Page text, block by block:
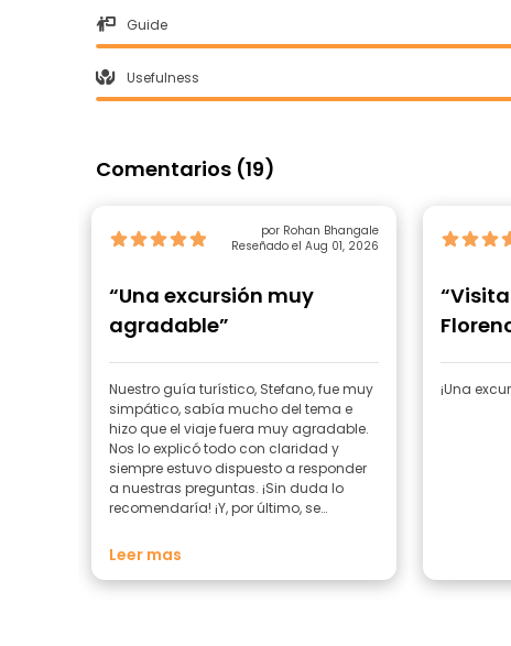
Guide
Usefulness
Comentarios (19)
por Rohan Bhangale
Reseñado el Aug 01, 2026
“Una excursión muy
agradable”
Nuestro guía turístico, Stefano, fue muy
simpático, sabía mucho del tema e
hizo que el viaje fuera muy agradable.
Nos lo explicó todo con claridad y
siempre estuvo dispuesto a responder
a nuestras preguntas. ¡Sin duda lo
recomendaría! ¡Y, por último, se
Leer mas
¡Una